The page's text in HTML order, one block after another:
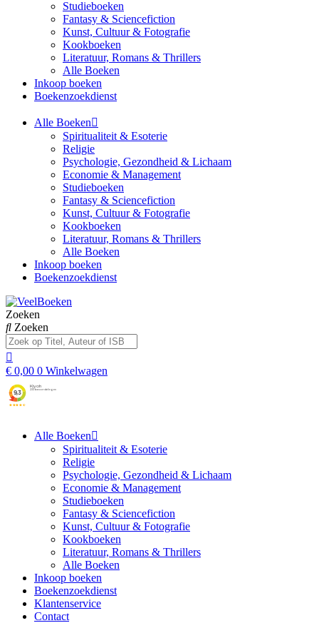
Studieboeken
Fantasy & Sciencefiction
Kunst, Cultuur & Fotografie
Kookboeken
Literatuur, Romans & Thrillers
Alle Boeken
Inkoop boeken
Boekenzoekdienst
Alle Boeken
Spiritualiteit & Esoterie
Religie
Psychologie, Gezondheid & Lichaam
Economie & Management
Studieboeken
Fantasy & Sciencefiction
Kunst, Cultuur & Fotografie
Kookboeken
Literatuur, Romans & Thrillers
Alle Boeken
Inkoop boeken
Boekenzoekdienst
Zoeken
Zoeken
€ 0,00 0 Winkelwagen
Alle Boeken
Spiritualiteit & Esoterie
Religie
Psychologie, Gezondheid & Lichaam
Economie & Management
Studieboeken
Fantasy & Sciencefiction
Kunst, Cultuur & Fotografie
Kookboeken
Literatuur, Romans & Thrillers
Alle Boeken
Inkoop boeken
Boekenzoekdienst
Klantenservice
Contact